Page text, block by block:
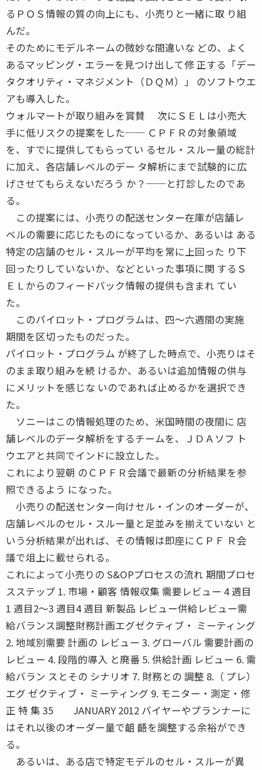
るＰＯＳ情報の質の向上にも、小売りと一緒に取 り組
んだ。
そのためにモデルネームの微妙な間違いな どの、よく
あるマッピング・エラーを見つけ出して修 正する「デー
タクオリティ・マネジメント（ＤＱＭ）」 のソフトウエ
アも導入した。
ウォルマートが取り組みを賞賛 次にＳＥＬは小売大
手に低リスクの提案をした── ＣＰＦＲの対象領域
を、すでに提供してもらってい るセル・スルー量の総計
に加え、各店舗レベルのデー タ解析にまで試験的に広
げさせてもらえないだろう か？──と打診したのであ
る。
この提案には、小売りの配送センター在庫が店舗レ
ベルの需要に応じたものになっているか、あるいは ある
特定の店舗のセル・スルーが平均を常に上回った り下
回ったりしていないか、などといった事項に関 するＳ
ＥＬからのフィードバック情報の提供も含まれ てい
た。
このパイロット・プログラムは、四〜六週間の実施
期間を区切ったものだった。
パイロット・プログラム が終了した時点で、小売りはそ
のまま取り組みを続 けるか、あるいは追加情報の供与
にメリットを感じな いのであれば止めるかを選択でき
た。
ソニーはこの情報処理のため、米国時間の夜間に 店
舗レベルのデータ解析をするチームを、ＪＤＡソフ ト
ウエアと共同でインドに設立した。
これにより翌朝 のＣＰＦＲ会議で最新の分析結果を参
照できるよう になった。
小売りの配送センター向けセル・インのオーダーが、
店舗レベルのセル・スルー量と足並みを揃えていない と
いう分析結果が出れば、その情報は即座にＣＰＦ Ｒ会
議で俎上に載せられる。
これによって小売りの S&OPプロセスの流れ 期間プロセ
スステップ 1. 市場・顧客 情報収集 需要レビュー 4 週目
1 週目2〜3 週目4 週目 新製品 レビュー供給レビュー需
給バランス調整財務計画エグゼクティブ・ ミーティング
2. 地域別需要 計画の レビュー 3. グローバル 需要計画の
レビュー 4. 段階的導入 と廃番 5. 供給計画 レビュー 6. 需
給バラン スとその シナリオ 7. 財務との 調整 8.（ プレ）
エグ ゼクティブ・ ミーティング 9. モニター・測定・修
正 特 集 35 JANUARY 2012 バイヤーやプランナーに
はそれ以後のオーダー量で齟 齬を調整する余裕ができ
る。
あるいは、ある店で特定モデルのセル・スルーが異